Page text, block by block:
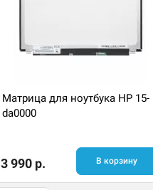
Матрица для ноутбука HP 15-
da0000
3 990 р. В корзину